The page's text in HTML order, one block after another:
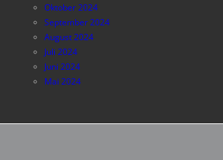
Oktober 2024
September 2024
August 2024
Juli 2024
Juni 2024
Mai 2024